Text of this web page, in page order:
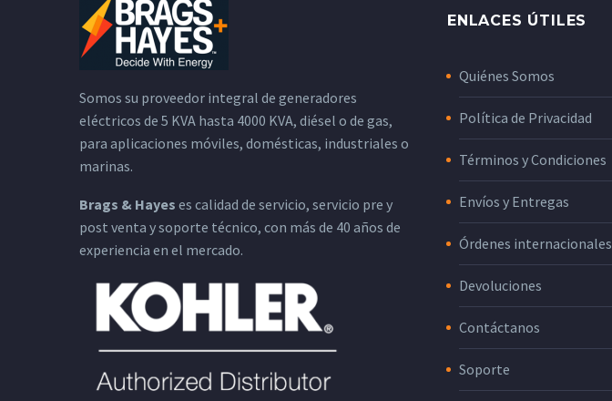
Somos su proveedor integral de generadores
eléctricos de 5 KVA hasta 4000 KVA, diésel o de gas,
para aplicaciones móviles, domésticas, industriales o
marinas.
Brags & Hayes es calidad de servicio, servicio pre y
post venta y soporte técnico, con más de 40 años de
experiencia en el mercado.
ENLACES ÚTILES
Quiénes Somos
Política de Privacidad
Términos y Condiciones
Envíos y Entregas
Órdenes internacionales
Devoluciones
Contáctanos
Soporte